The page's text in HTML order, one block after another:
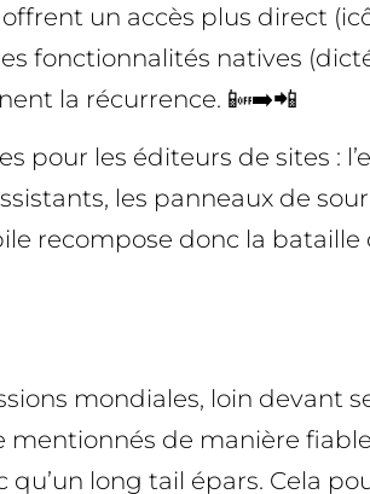
un accès plus direct
fonctionnalités natives
la récurrence. 📴➡️📲
les éditeurs de sites :
les panneaux de
recompose donc la
mondiales, loin devant
de manière
long tail épars. Cela